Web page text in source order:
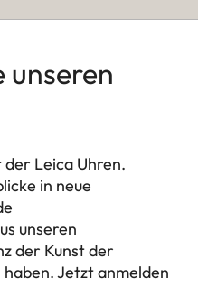
unseren
der Leica Uhren.
in neue
unseren
der Kunst der
Jetzt anmelden